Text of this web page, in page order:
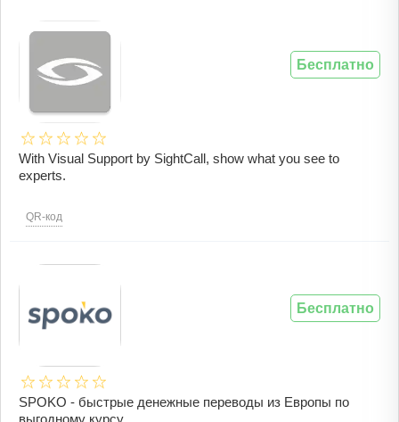
With Visual Support by SightCall, show what you see to
experts.
QR-код
Бесплатно
SPOKO - быстрые денежные переводы из Европы по
выгодному курсу
Бесплатно